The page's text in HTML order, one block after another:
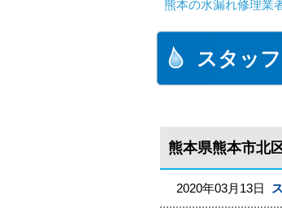
熊本の水漏れ修理業
スタッ
熊本県熊本市北
2020年03月13日